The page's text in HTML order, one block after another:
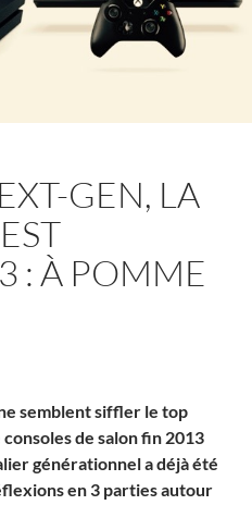
GEN, LA
: À POMME
semblent siffler le top
de salon fin 2013
générationnel a déjà été
en 3 parties autour